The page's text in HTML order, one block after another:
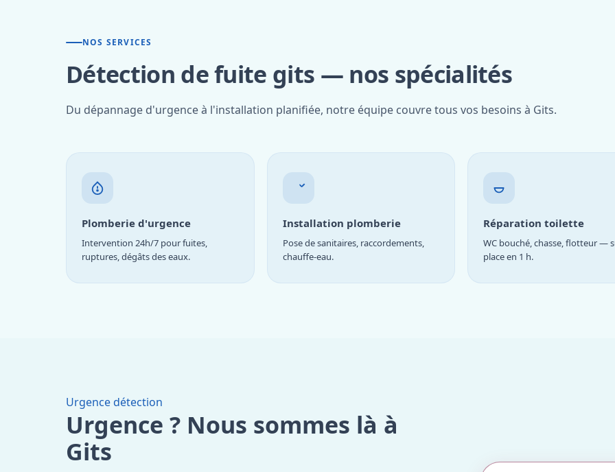
NOS SERVICES
Détection de fuite gits — nos spécialités
Du dépannage d'urgence à l'installation planifiée, notre équipe couvre tous vos besoins à Gits.
Plomberie d'urgence
Intervention 24h/7 pour fuites,
ruptures, dégâts des eaux.
Installation plomberie
Pose de sanitaires, raccordements,
chauffe-eau.
Réparation toilette
WC bouché, chasse, flotteur —
place en 1 h.
Urgence détection
Urgence ? Nous sommes là à
Gits